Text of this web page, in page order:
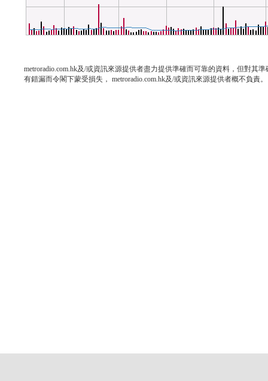
metroradio.com.hk及/或資訊來源提供者盡力提供準確而可靠的資料，但對其
有錯漏而令閣下蒙受損失， metroradio.com.hk及/或資訊來源提供者概不負責。